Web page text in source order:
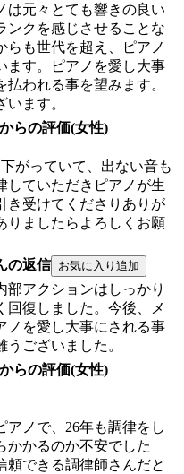
は元々とても響きの良い
ンクを感じさせることな
らも世代を超え、ピアノ
ます。ピアノを愛し大事
われる事を望みます。
ます。
らの評価(女性)
がっていて、出ない音も
していただきピアノが生
き受けてくださりありが
りましたらよろしくお願
の返信
アクションはしっかり
回復しました。今後、メ
ノを愛し大事にされる事
ございました。
らの評価(女性)
アノで、26年も調律をし
かかるのか不安でした
頼できる調律師さんだと